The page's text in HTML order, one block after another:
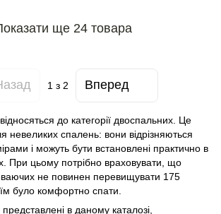
ще 24 товара
1 з 2 Вперед
до категорії двоспальних. Це
невеликих спалень: вони відрізняються
і можуть бути встановлені практично в
При цьому потрібно враховувати, що
не повинен перевищувати 175
було комфортно спати.
в даному каталозі,